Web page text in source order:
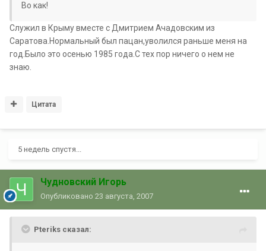
Во как!
Служил в Крыму вместе с Дмитрием Ачадовским из
Саратова.Нормальный был пацан,уволился раньше меня на
год.Было это осенью 1985 года.С тех пор ничего о нем не
знаю.
Цитата
5 недель спустя...
Чудновский Игорь
Опубликовано 23 августа, 2007
Pteriks сказал: